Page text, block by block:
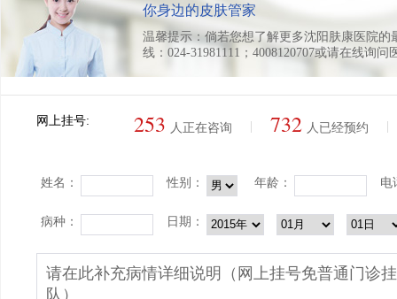
你身边的皮肤管家
温馨提示：倘若您想了解更多沈阳肤康医院
线：024-31981111；4008120707或请在线询问
网上挂号: 253 人正在咨询 732 人已经预约
姓名： 性别： 年龄： 电
病种： 日期：